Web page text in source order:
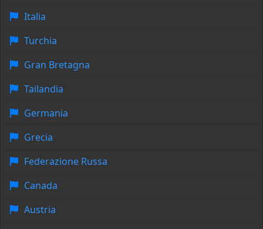
Italia
Turchia
Gran Bretagna
Tailandia
Germania
Grecia
Federazione Russa
Canada
Austria